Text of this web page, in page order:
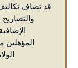
قد تضاف